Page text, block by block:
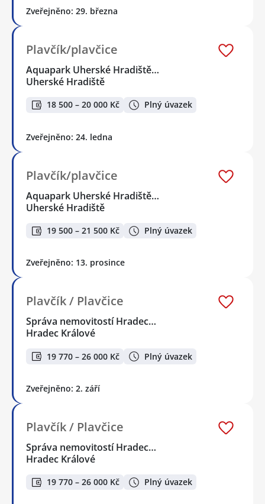
Zveřejněno: 29. března
Plavčík/plavčice
Aquapark Uherské Hradiště…
Uherské Hradiště
18 500 – 20 000 Kč Plný úvazek
Zveřejněno: 24. ledna
Plavčík/plavčice
Aquapark Uherské Hradiště…
Uherské Hradiště
19 500 – 21 500 Kč Plný úvazek
Zveřejněno: 13. prosince
Plavčík / Plavčice
Správa nemovitostí Hradec…
Hradec Králové
19 770 – 26 000 Kč Plný úvazek
Zveřejněno: 2. září
Plavčík / Plavčice
Správa nemovitostí Hradec…
Hradec Králové
19 770 – 26 000 Kč Plný úvazek